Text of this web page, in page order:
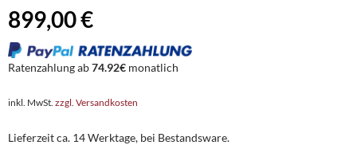
899,00 €
Ratenzahlung ab74.92€ monatlich
inkl. MwSt. zzgl. Versandkosten
Lieferzeit ca. 14 Werktage, bei Bestandsware.